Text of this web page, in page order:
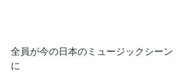
全員が今の日本のミュージックシーン
に